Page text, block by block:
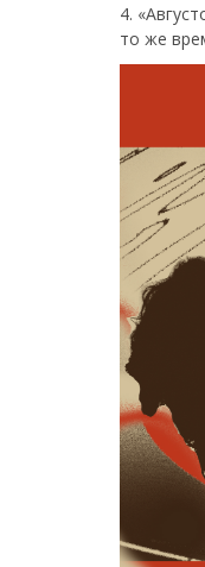
4.
то же